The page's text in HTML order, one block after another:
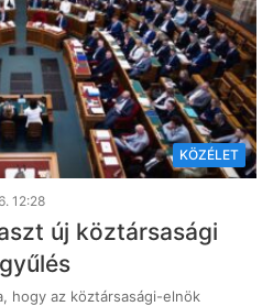
KÖZÉLET
12:28
új köztársasági
hogy az köztársasági-elnök